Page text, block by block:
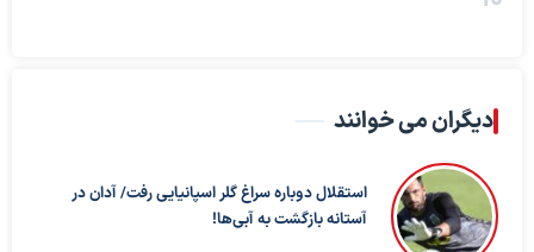
دیگران می خوانند
استقلال دوباره سراغ گلر اسپانیایی رفت/ آدان در
آستانه بازگشت به آبی‌ها!